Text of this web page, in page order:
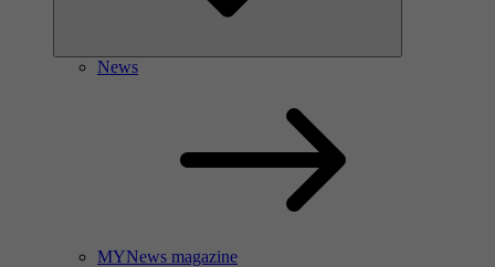
News
MYNews magazine